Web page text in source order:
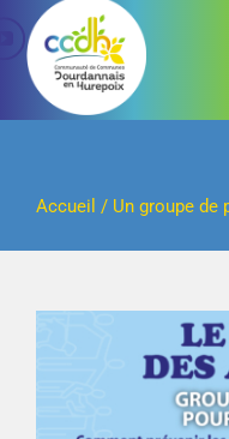
Passer
contenu
Accueil / Un groupe de